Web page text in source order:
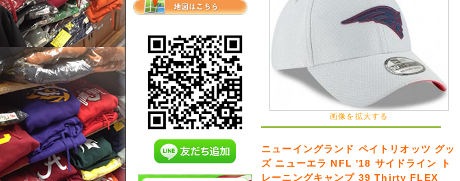
画像を拡大する
ニューイングランド ペイトリオッツ グッ
ズ ニューエラ NFL '18 サイドライン ト
レーニングキャンプ 39 Thirty FLEX